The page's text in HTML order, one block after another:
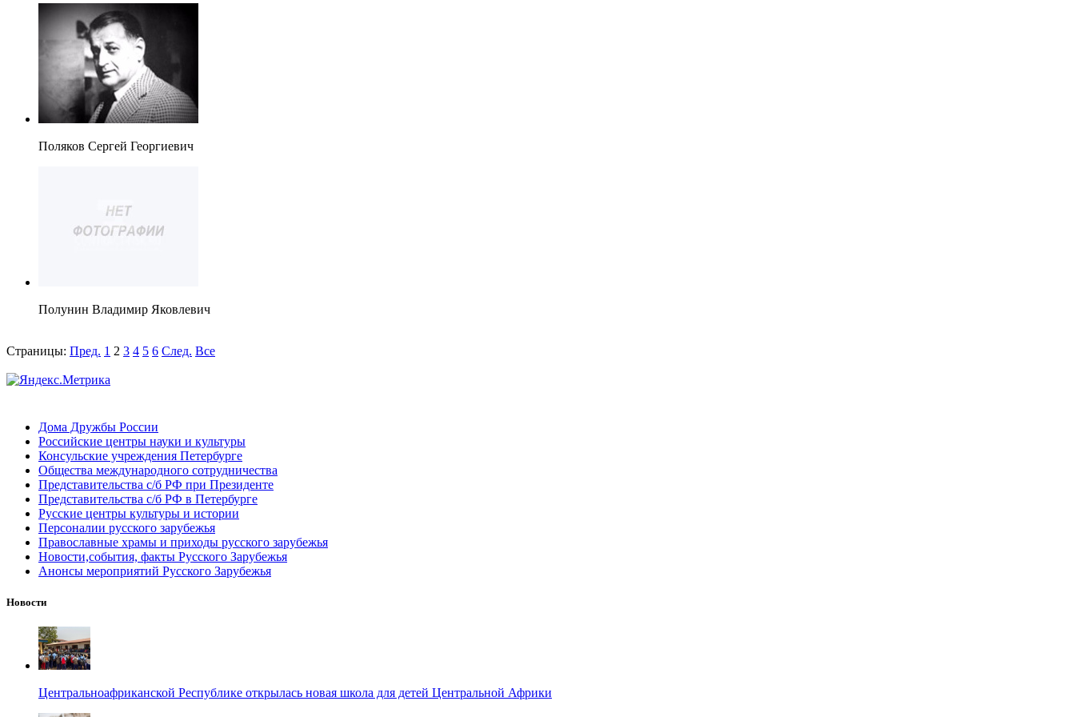
Поляков Сергей Георгиевич
Полунин Владимир Яковлевич
Страницы: Пред. 1 2 3 4 5 6 След. Все
Дома Дружбы России
Российские центры науки и культуры
Консульские учреждения Петербурге
Общества международного сотрудничества
Представительства с/б РФ при Президенте
Представительства с/б РФ в Петербурге
Русские центры культуры и истории
Персоналии русского зарубежья
Православные храмы и приходы русского зарубежья
Новости,события, факты Русского Зарубежья
Анонсы мероприятий Русского Зарубежья
Новости
Центральноафриканской Республике открылась новая школа для детей Центральной Африки